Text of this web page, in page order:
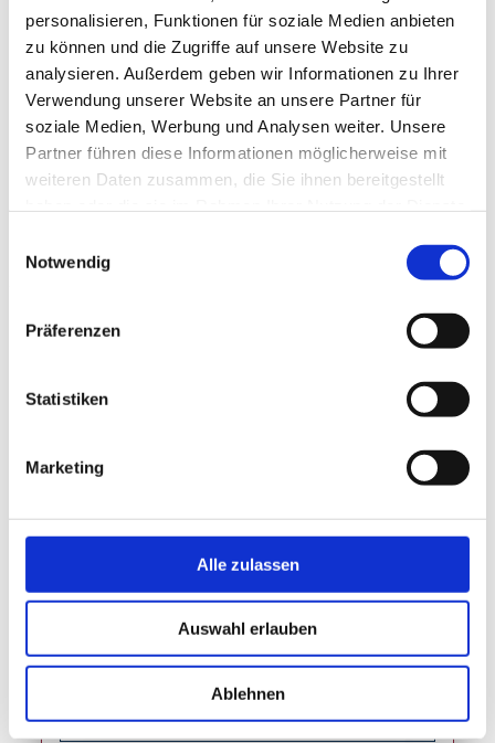
personalisieren, Funktionen für soziale Medien anbieten
zu können und die Zugriffe auf unsere Website zu
analysieren. Außerdem geben wir Informationen zu Ihrer
Verwendung unserer Website an unsere Partner für
soziale Medien, Werbung und Analysen weiter. Unsere
Partner führen diese Informationen möglicherweise mit
weiteren Daten zusammen, die Sie ihnen bereitgestellt
Notwendig
Präferenzen
Statistiken
Marketing
Alle zulassen
Auswahl erlauben
Ablehnen
Elektronische Fahplanauskunft vom
Verkehrsverbund Stuttgart (VVS) hier
einblenden
Elektronische Fahplanauskunft vom
Verkehrsverbund Stuttgart (VVS) hier